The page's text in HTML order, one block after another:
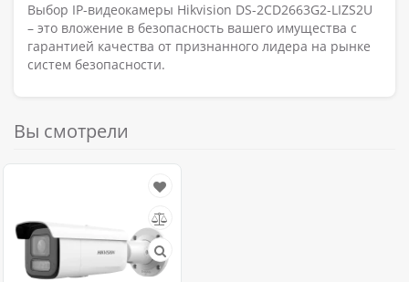
Выбор IP-видеокамеры Hikvision DS-2CD2663G2-LIZS2U
– это вложение в безопасность вашего имущества с
гарантией качества от признанного лидера на рынке
систем безопасности.
Вы смотрели